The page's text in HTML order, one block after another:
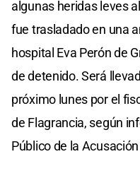
algunas heridas leves
fue trasladado en una
hospital Eva Perón de
de detenido. Será
próximo lunes por el
de Flagrancia, según
Público de la